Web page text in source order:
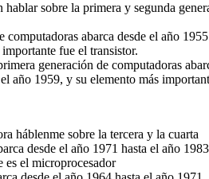
hablar sobre la primera y segunda
computadoras abarca desde el año
fue el transistor.
generación de computadoras
año 1959, y su elemento más
háblenme sobre la tercera y la cuarta
desde el año 1971 hasta el año
es el microprocesador